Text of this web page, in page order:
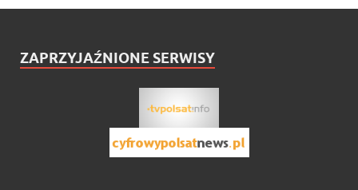
ZAPRZYJAŹNIONE SERWISY